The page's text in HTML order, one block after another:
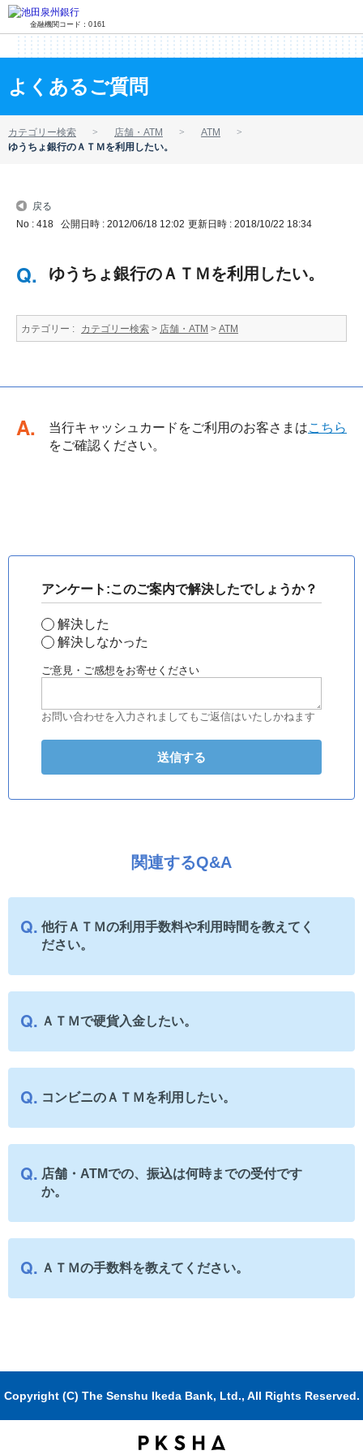
金融機関コード：0161
よくあるご質問
カテゴリー検索 店舗・ATM
ATM
ゆうちょ銀行のＡＴＭを利用したい。
戻る
No : 418 公開日時 : 2012/06/18 12:02 更新日時 : 2018/10/22 18:34
ゆうちょ銀行のＡＴＭを利用したい。
カテゴリー : カテゴリー検索 > 店舗・ATM > ATM
回答
当行キャッシュカードをご利用のお客さまはこちら
をご確認ください。
アンケート:このご案内で解決したでしょうか？
解決した
解決しなかった
ご意見・ご感想をお寄せください
お問い合わせを入力されましてもご返信はいたしかねます
関連するQ&A
他行ＡＴＭの利用手数料や利用時間を教えてく
ださい。
ＡＴＭで硬貨入金したい。
コンビニのＡＴＭを利用したい。
店舗・ATMでの、振込は何時までの受付です
か。
ＡＴＭの手数料を教えてください。
Copyright (C) The Senshu Ikeda Bank, Ltd., All Rights Reserved.